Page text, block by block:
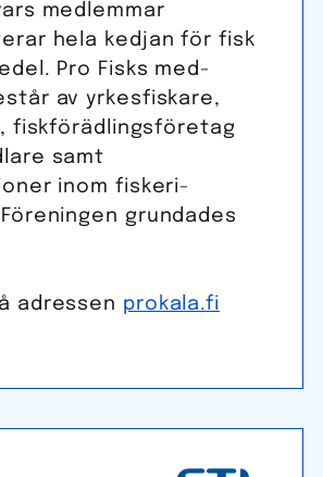
med­lemmar
hela kedjan för fisk
Pro Fisks med­
av yrkes­fiskare,
fisk­förädlings­företag
samt
inom fiskeri­
grundades
adressen prokala.fi